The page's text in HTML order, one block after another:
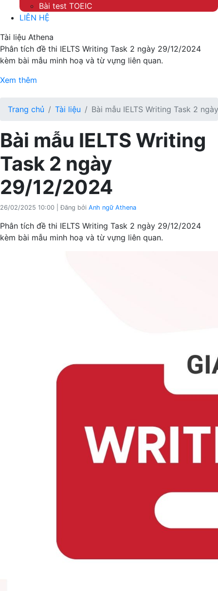
Bài test TOEIC
LIÊN HỆ
Tài liệu Athena
Phân tích đề thi IELTS Writing Task 2 ngày 29/12/2024
kèm bài mẫu minh hoạ và từ vựng liên quan.
Xem thêm
Trang chủ Tài liệu Bài mẫu IELTS Writing Task 2
Bài mẫu IELTS Writing
Task 2 ngày
29/12/2024
26/02/2025 10:00 Đăng bởi Anh ngữ Athena
Phân tích đề thi IELTS Writing Task 2 ngày 29/12/2024
kèm bài mẫu minh hoạ và từ vựng liên quan.